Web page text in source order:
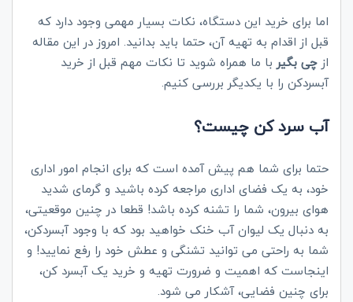
اما برای خرید این دستگاه، نکات بسیار مهمی وجود دارد که
قبل از اقدام به تهیه آن، حتما باید بدانید. امروز در این مقاله
از چی بگیر با ما همراه شوید تا نکات مهم قبل از خرید
آبسردکن را با یکدیگر بررسی کنیم.
آب سرد کن چیست؟
حتما برای شما هم پیش آمده است که برای انجام امور اداری
خود، به یک فضای اداری مراجعه کرده باشید و گرمای شدید
هوای بیرون، شما را تشنه کرده باشد! قطعا در چنین موقعیتی،
به دنبال یک لیوان آب خنک خواهید بود که با وجود آبسردکن،
شما به راحتی می توانید تشنگی و عطش خود را رفع نمایید! و
اینجاست که اهمیت و ضرورت تهیه و خرید یک آبسرد کن،
برای چنین فضایی، آشکار می شود.